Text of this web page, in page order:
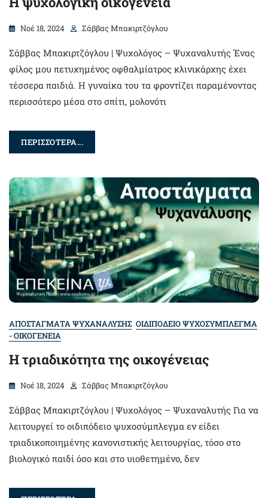
Νοέ 18, 2024 Σάββας Μπακιρτζόγλου
Σάββας Μπακιρτζόγλου | Ψυχολόγος – Ψυχαναλυτής Ένας
φίλος μου πετυχημένος οφθαλμίατρος κλινικάρχης έχει
τέσσερα παιδιά. Η γυναίκα του τα φροντίζει παραμένοντας
περισσότερο μέσα στο σπίτι, μολονότι
ΠΕΡΙΣΣΟΤΕΡΑ...
ΑΠΟΣΤΑΓΜΑΤΑ ΨΥΧΑΝΑΛΥΣΗΣ ΟΙΔΙΠΟΔΕΙΟ ΨΥΧΟΣΥΜΠΛΕΓΜΑ
- ΟΙΚΟΓΕΝΕΙΑ
Η τριαδικότητα της οικογένειας
Νοέ 18, 2024 Σάββας Μπακιρτζόγλου
Σάββας Μπακιρτζόγλου | Ψυχολόγος – Ψυχαναλυτής Για να
λειτουργεί το οιδιπόδειο ψυχοσύμπλεγμα εν είδει
τριαδικοποιημένης κανονιστικής λειτουργίας, τόσο στο
βιολογικό παιδί όσο και στο υιοθετημένο, δεν